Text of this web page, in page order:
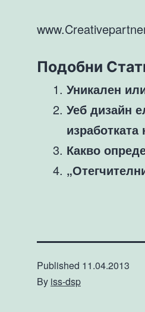
Подобни
Уникален
Уеб дизайн
изработката
Какво
Published 11.04.2013
By iss-dsp